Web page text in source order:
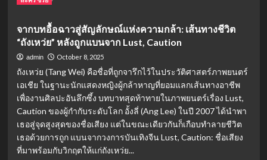
เมื่อ
นัก
แสดง
ติด
ภาพ
จำ
โคจร
มา
นัก
ข่าว
สาย
เรื่อง
ย่อ
อริ
ลิขิต
ใจ
(Fated
Hearts)
ซี
รีส์
จีน
ฟอร์ม
จากบทอื้อฉาวสู่สัญลักษณ์แห่งความกล้า: เส้นทางชีวิต
“ถังเหว่ย” หลังถูกแบนจาก Lust, Caution
admin October 8, 2025
ถังเหว่ย (Tang Wei) คือชื่อที่ถูกจารึกไว้ในประวัติศาสตร์ภาพยนตร์
เอเชีย ในฐานะนักแสดงหญิงผู้กล้าหาญที่ยอมแลกเส้นทางอาชีพ
เพื่องานศิลปะอันลึกซึ้ง บทบาทสุดท้าทายในภาพยนตร์เรื่อง Lust,
Caution ของผู้กำกับระดับโลก อั้งลี่ (Ang Lee) ในปี 2007 ได้นำพา
เธอสู่จุดสูงสุดของชื่อเสียง แต่ในขณะเดียวกันก็เกือบทำลายชีวิต
เธอด้วยการถูก แบนจากวงการบันเทิงจีน Lust, Caution: ชื่อเสียง
ที่มาพร้อมกับวิกฤตให้แก่ถังเหว่ย...